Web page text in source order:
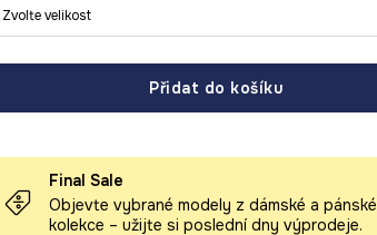
Zvolte velikost
Přidat do košíku
Final Sale
Objevte vybrané modely z dámské a pánské
kolekce – užijte si poslední dny výprodeje.